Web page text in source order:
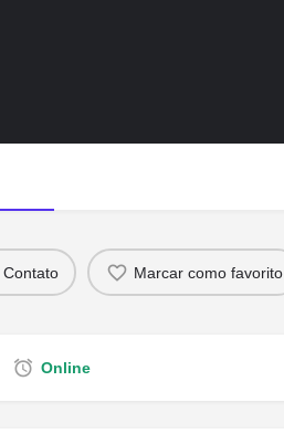
Contato Marcar como favorito
Online